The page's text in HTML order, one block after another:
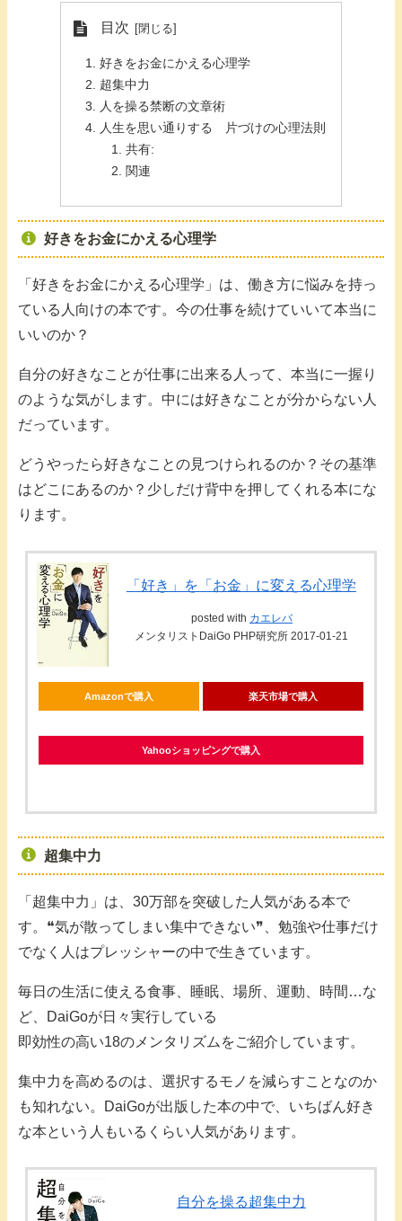
目次
好きをお金にかえる心理学
超集中力
人を操る禁断の文章術
人生を思い通りする 片づけの心理法則
共有:
関連
好きをお金にかえる心理学
「好きをお金にかえる心理学」は、働き方に悩みを持っ
ている人向けの本です。今の仕事を続けていいて本当に
いいのか？
自分の好きなことが仕事に出来る人って、本当に一握り
のような気がします。中には好きなことが分からない人
だっています。
どうやったら好きなことの見つけられるのか？その基準
はどこにあるのか？少しだけ背中を押してくれる本にな
ります。
「好き」を「お金」に変える心理学
posted with カエレバ
メンタリストDaiGo PHP研究所 2017-01-21
Amazonで購入 楽天市場で購入
Yahooショッピングで購入
超集中力
「超集中力」は、30万部を突破した人気がある本で
す。❝気が散ってしまい集中できない❞、勉強や仕事だけ
でなく人はプレッシャーの中で生きています。
毎日の生活に使える食事、睡眠、場所、運動、時間…な
ど、DaiGoが日々実行している
即効性の高い18のメンタリズムをご紹介しています。
集中力を高めるのは、選択するモノを減らすことなのか
も知れない。DaiGoが出版した本の中で、いちばん好き
な本という人もいるくらい人気があります。
自分を操る超集中力